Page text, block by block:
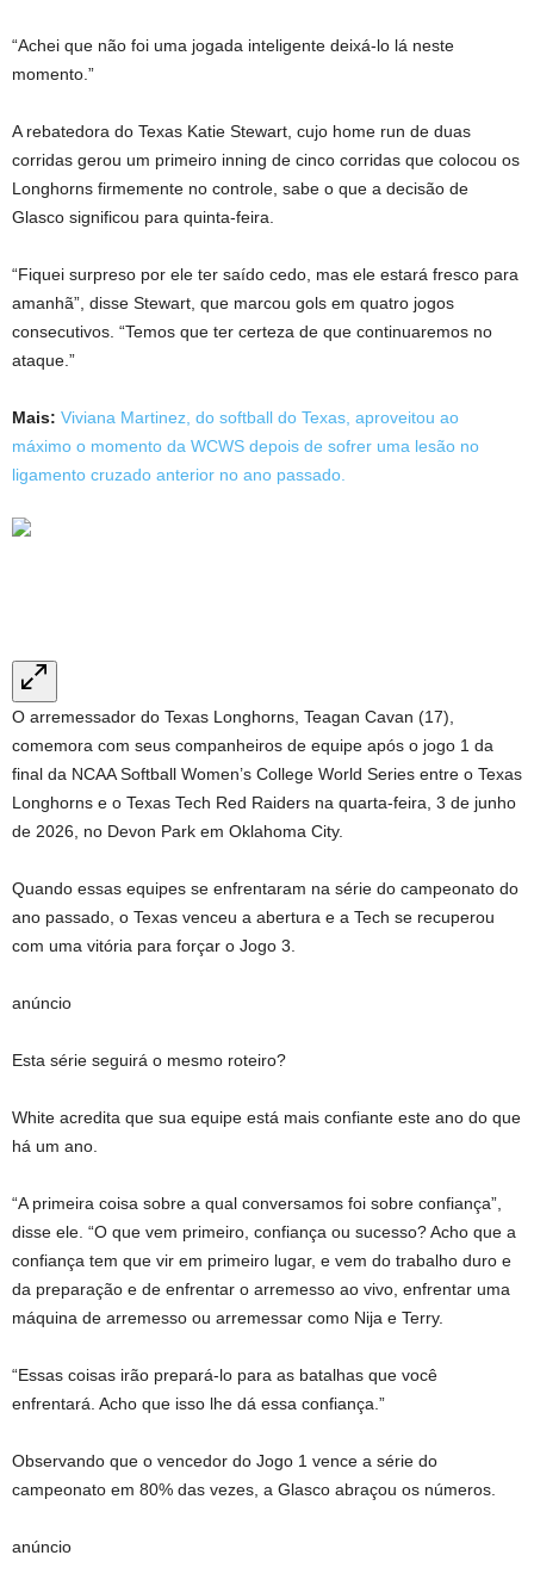
“Achei que não foi uma jogada inteligente deixá-lo lá neste
momento.”
A rebatedora do Texas Katie Stewart, cujo home run de duas
corridas gerou um primeiro inning de cinco corridas que colocou os
Longhorns firmemente no controle, sabe o que a decisão de
Glasco significou para quinta-feira.
“Fiquei surpreso por ele ter saído cedo, mas ele estará fresco para
amanhã”, disse Stewart, que marcou gols em quatro jogos
consecutivos. “Temos que ter certeza de que continuaremos no
ataque.”
Mais: Viviana Martinez, do softball do Texas, aproveitou ao
máximo o momento da WCWS depois de sofrer uma lesão no
ligamento cruzado anterior no ano passado.
O arremessador do Texas Longhorns, Teagan Cavan (17),
comemora com seus companheiros de equipe após o jogo 1 da
final da NCAA Softball Women’s College World Series entre o Texas
Longhorns e o Texas Tech Red Raiders na quarta-feira, 3 de junho
de 2026, no Devon Park em Oklahoma City.
Quando essas equipes se enfrentaram na série do campeonato do
ano passado, o Texas venceu a abertura e a Tech se recuperou
com uma vitória para forçar o Jogo 3.
anúncio
Esta série seguirá o mesmo roteiro?
White acredita que sua equipe está mais confiante este ano do que
há um ano.
“A primeira coisa sobre a qual conversamos foi sobre confiança”,
disse ele. “O que vem primeiro, confiança ou sucesso? Acho que a
confiança tem que vir em primeiro lugar, e vem do trabalho duro e
da preparação e de enfrentar o arremesso ao vivo, enfrentar uma
máquina de arremesso ou arremessar como Nija e Terry.
“Essas coisas irão prepará-lo para as batalhas que você
enfrentará. Acho que isso lhe dá essa confiança.”
Observando que o vencedor do Jogo 1 vence a série do
campeonato em 80% das vezes, a Glasco abraçou os números.
anúncio